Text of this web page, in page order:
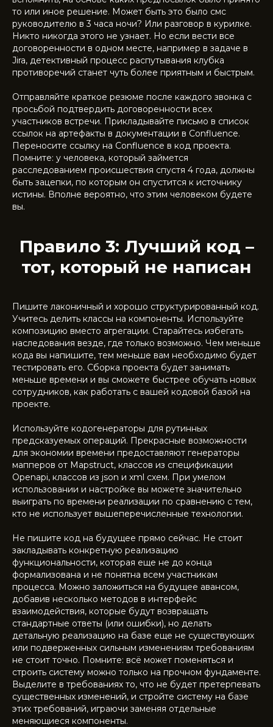
то или иное решение. Может быть это было смс
руководителю в 3 часа ночи? Или разговор в курилке.
Никто никогда этого не узнает. Но если вести все
договоренности в одном месте, например в задаче в
Jira, детективный процесс распутывания клубка
противоречий станет чуть более приятным и быстрым.
Отправляйте краткое резюме после каждого звонка с
просьбой подтвердить договоренности всех
участников встречи. Прикладывайте письмо в список
ссылок на артефакты в документации в Confluence.
Переносите ссылку на Confluence в код проекта.
Помните: у человека, который займется
расследованием происшествия спустя 4 года, должны
быть зацепки, по которым он спустится к источнику
истины. Вполне вероятно, что этим человеком будете
вы.
Правило 3: Лучший код –
тот, который не написан
Пишите лаконичный и хорошо структурированный код.
Учитесь делить классы на компоненты. Используйте
композицию вместо агрегации. Старайтесь избегать
наследования везде, где только возможно. Чем меньше
кода вы напишите, тем меньше вам необходимо будет
тестировать его. Сборка проекта будет занимать
меньше времени и вы сможете быстрее обучать новых
сотрудников, как работать с вашей кодовой базой на
проекте.
Используйте кодогенераторы для рутинных
предсказуемых операций. Прекрасные возможности
для экономии времени предоставляют генераторы
мапперов от Mapstruct, классов из спецификации
Openapi, классов из json и xml схем. При умелом
использовании и настройке вы можете значительно
выиграть по времени реализации по сравнению с тем,
кто не использует вышеперечисленные технологии.
Не пишите код на будущее прямо сейчас. Не стоит
закладывать конкретную реализацию
функциональности, которая еще не до конца
формализована и не понятна всем участникам
процесса. Можно заложиться на будущее авансом,
добавив несколько методов в интерфейс
взаимодействия, которые будут возвращать
стандартные ответы (или ошибки), но делать
детальную реализацию на базе еще не существующих
или подверженных сильным изменениям требованиям
не стоит точно. Помните: всё может поменяться и
строить систему можно только на прочном фундаменте.
Выделите в требованиях то, что не будет претерпевать
существенных изменений, и стройте систему на базе
этих требований, играючи заменяя отдельные
меняющиеся компоненты.